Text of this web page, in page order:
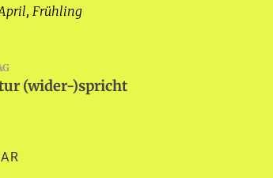
, Frühling
(wider-)spricht